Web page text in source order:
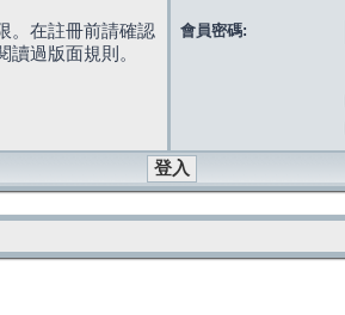
。在註冊前請確認
過版面規則。
會員密碼: